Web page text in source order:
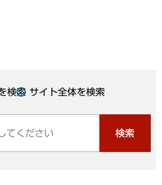
検索 サイト全体を検索
検索